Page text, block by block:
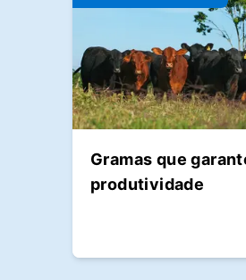
Gramas que
produtividade